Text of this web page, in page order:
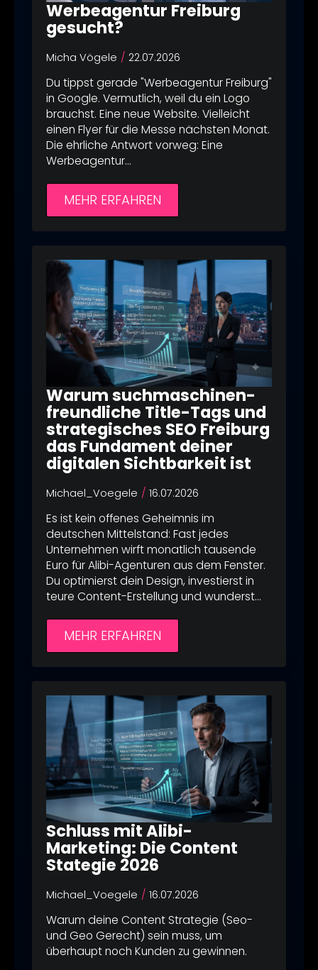
Werbeagentur Freiburg
gesucht?
Micha Vögele 22.07.2026
Du tippst gerade "Werbeagentur Freiburg"
in Google. Vermutlich, weil du ein Logo
brauchst. Eine neue Website. Vielleicht
einen Flyer für die Messe nächsten Monat.
Die ehrliche Antwort vorweg: Eine
Werbeagentur…
MEHR ERFAHREN
Warum suchmaschinen-
freundliche Title-Tags und
strategisches SEO Freiburg
das Fundament deiner
digitalen Sichtbarkeit ist
Michael_Voegele 16.07.2026
Es ist kein offenes Geheimnis im
deutschen Mittelstand: Fast jedes
Unternehmen wirft monatlich tausende
Euro für Alibi-Agenturen aus dem Fenster.
Du optimierst dein Design, investierst in
teure Content-Erstellung und wunderst…
MEHR ERFAHREN
Schluss mit Alibi-
Marketing: Die Content
Stategie 2026
Michael_Voegele 16.07.2026
Warum deine Content Strategie (Seo-
und Geo Gerecht) sein muss, um
überhaupt noch Kunden zu gewinnen.
Unternehmen
ANsprechpartner
Webseite
Telefonnummer
Message
Name
Ich stimme zu, dass meine
Angaben aus dem
Kontaktformular zur Beantwortung
meiner Anfrage erhoben und
verarbeitet werden dürfen. Ich
habe dieDatenschutzerklärung
gelesen.
JETZT KOSTENFREIEN SEO-AUDIT
SICHERN!
Projekt-
Budget
Email
Telefonnummer
Message
Name
Ich stimme zu, dass meine
Angaben aus dem
Kontaktformular zur Beantwortung
meiner Anfrage erhoben und
verarbeitet werden dürfen. Ich
habe dieDatenschutzerklärung
gelesen.
JETZT KOSTENFREIEN SEO-AUDIT
SICHERN!
Projekt-
Budget
Email
Telefonnummer
Message
Name
Ich stimme zu, dass meine
Angaben aus dem
Kontaktformular zur Beantwortung
meiner Anfrage erhoben und
verarbeitet werden dürfen. Ich
habe dieDatenschutzerklärung
gelesen.
JETZT KOSTENFREIEN SEO-AUDIT
SICHERN!
Telefonnummer
Message
Name
Ich stimme zu, dass meine
meiner Anfrage erhoben und
verarbeitet werden dürfen. Ich
habe dieDatenschutzerklärung
gelesen.
Potenzial‑Analyse erhalten →
ANsprechpartner
Email
Telefonnummer
Message
NameIch stimme zu, dass meine
Angaben aus dem
Kontaktformular zur Beantwortung
meiner Anfrage erhoben und
verarbeitet werden dürfen. Ich
habe dieDatenschutzerklärung
gelesen.
Potenzial‑Analyse erhalten →